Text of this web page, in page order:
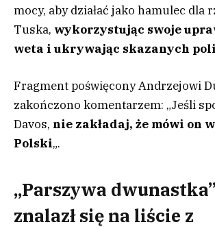
mocy, aby działać jako hamulec dla
Tuska, wykorzystując swoje
weta i ukrywając skazanych
Fragment poświęcony Andrzejowi
zakończono komentarzem: „Jeśli
Davos, nie zakładaj, że mówi on
Polski„.
„Parszywa
znalazł się na liście z